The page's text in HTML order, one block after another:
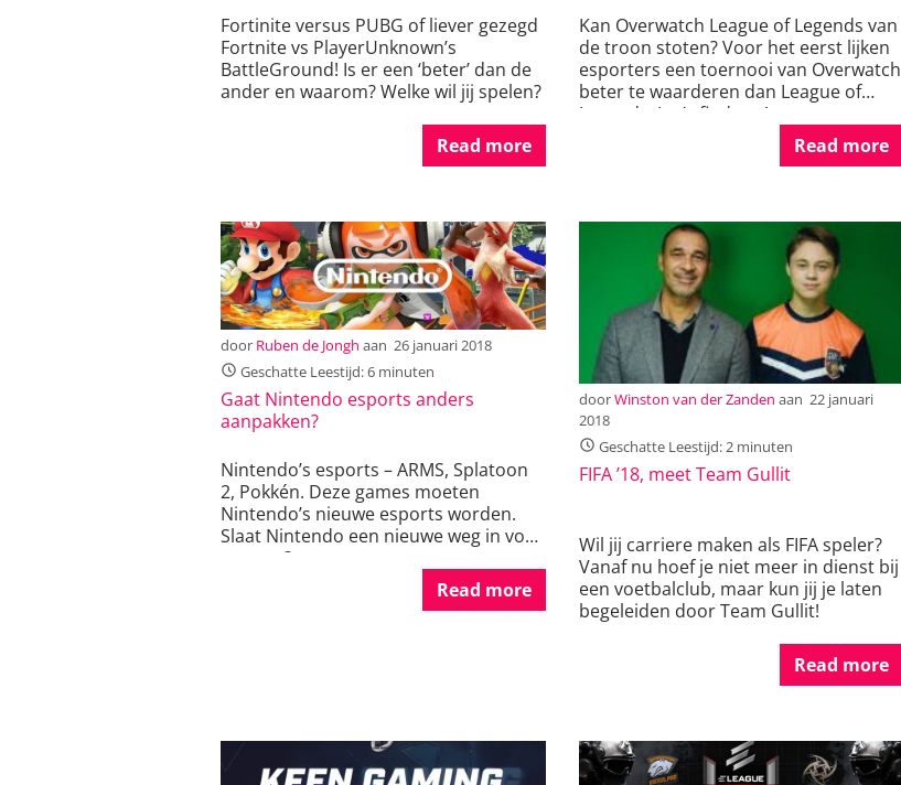
Fortinite versus PUBG of liever gezegd
Fortnite vs PlayerUnknown’s
BattleGround! Is er een ‘beter’ dan de
ander en waarom? Welke wil jij spelen?
Read more
Kan Overwatch League of Legends van
de troon stoten? Voor het eerst lijken
esporters een toernooi van Overwatch
beter te waarderen dan League of
Legends. Let’s find out!
Read more
door Ruben de Jongh aan 26 januari 2018
Geschatte Leestijd: 6 minuten
Gaat Nintendo esports anders
aanpakken?
Nintendo’s esports – ARMS, Splatoon
2, Pokkén. Deze games moeten
Nintendo’s nieuwe esports worden.
Slaat Nintendo een nieuwe weg in voor
esports?
Read more
doorWinston van der Zanden aan 22 januari
2018
Geschatte Leestijd: 2 minuten
FIFA ’18, meet Team Gullit
Wil jij carriere maken als FIFA speler?
Vanaf nu hoef je niet meer in dienst bij
een voetbalclub, maar kun jij je laten
begeleiden door Team Gullit!
Read more